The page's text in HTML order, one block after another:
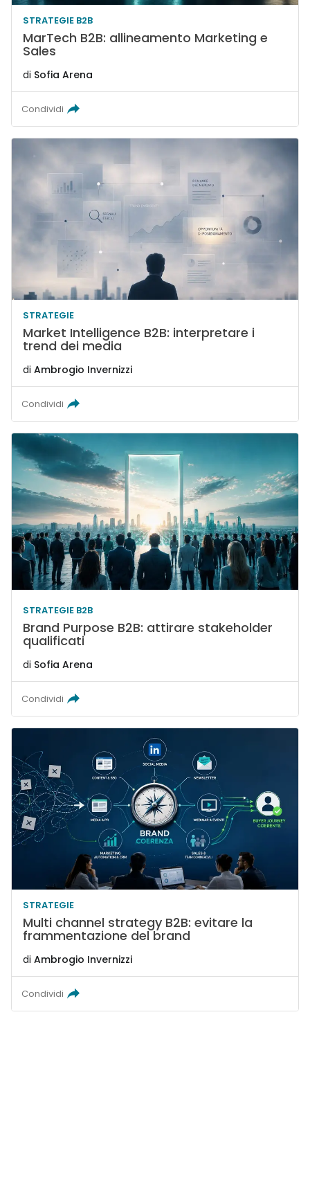
STRATEGIE B2B
MarTech B2B: allineamento Marketing e
Sales
di Sofia Arena
Condividi
STRATEGIE
Market Intelligence B2B: interpretare i
trend dei media
di Ambrogio Invernizzi
Condividi
STRATEGIE B2B
Brand Purpose B2B: attirare stakeholder
qualificati
di Sofia Arena
Condividi
STRATEGIE
Multi channel strategy B2B: evitare la
frammentazione del brand
di Ambrogio Invernizzi
Condividi